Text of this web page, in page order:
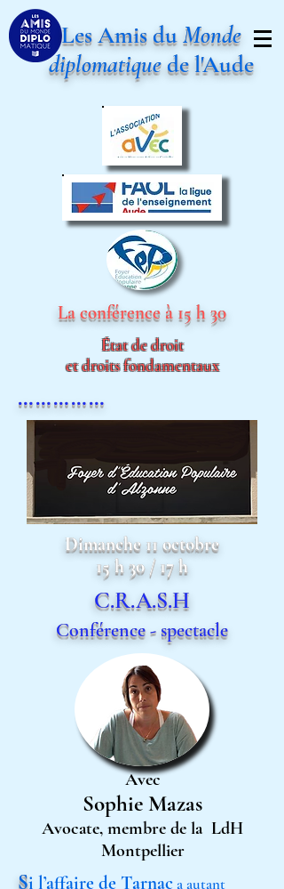
Les Amis duMonde
diplomatiquede l'Aude
La conférence à 15 h 30
État de droit
etdroitsfondamentaux
……………
Dimanche 11 octobre
15 h 30 / 17 h
C.R.A.S.H
Conférence - spectacle
Avec
Sophie Mazas
Avocate, membre de la LdH
Montpellier
Si l’affaire de Tarnaca autant